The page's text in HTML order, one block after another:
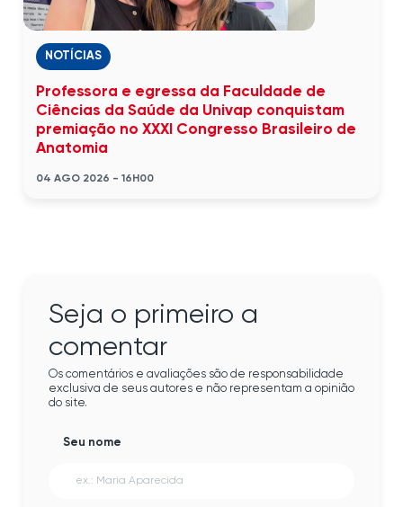
NOTÍCIAS
Professora e egressa da Faculdade de
Ciências da Saúde da Univap conquistam
premiação no XXXI Congresso Brasileiro de
Anatomia
04 AGO 2026 - 16H00
Seja o primeiro a
comentar
Os comentários e avaliações são de responsabilidade
exclusiva de seus autores e não representam a opinião
do site.
Seu nome